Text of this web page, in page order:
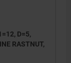
D=5,
RASTNUT,